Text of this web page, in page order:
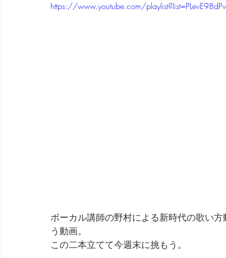
https://www.youtube.com/
ボーカル講師の野村による新時代の歌い
う動画。
この二本立てて今週末に挑もう。